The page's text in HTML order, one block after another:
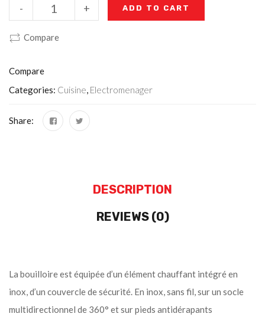
+
- ADD TO CART
Compare
Compare
Categories: Cuisine, Electromenager
Share:
DESCRIPTION
REVIEWS (0)
La bouilloire est équipée d’un élément chauffant intégré en
inox, d’un couvercle de sécurité. En inox, sans fil, sur un socle
multidirectionnel de 360° et sur pieds antidérapants